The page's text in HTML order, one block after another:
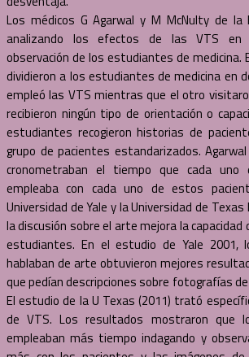
Los médicos G Agarwal y M McNulty de la
analizando los efectos de las VTS en
observación de los estudiantes de medicina.
dividieron a los estudiantes de medicina en
empleó las VTS mientras que el otro
recibieron ningún tipo de orientación o
estudiantes recogieron historias de
grupo de pacientes estandarizados.
cronometraban el tiempo que cada
empleaba con cada uno de estos
Universidad de Yale y la Universidad de
la discusión sobre el arte mejora la capacidad
estudiantes. En el estudio de Yale 2001,
hablaban de arte obtuvieron mejores
que pedían descripciones sobre fotografías
El estudio de la U Texas (2011) trató
de VTS. Los resultados mostraron que
empleaban más tiempo indagando y